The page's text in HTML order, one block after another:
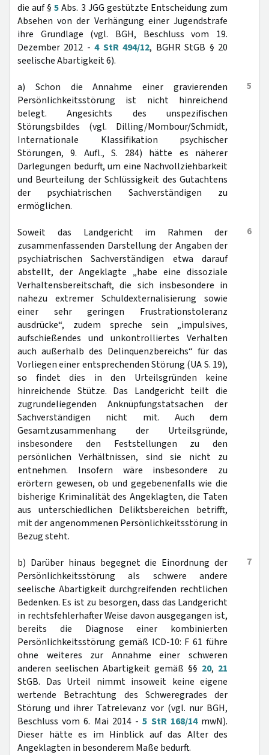
die auf §5Abs. 3 JGG gestützte Entscheidung zum
Absehen von der Verhängung einer Jugendstrafe
ihre Grundlage (vgl. BGH, Beschluss vom 19.
Dezember 2012 -4 StR 494/12, BGHR StGB § 20
seelische Abartigkeit 6).
5
a) Schon die Annahme einer gravierenden
Persönlichkeitsstörung ist nicht hinreichend
belegt. Angesichts des unspezifischen
Störungsbildes (vgl. Dilling/Mombour/Schmidt,
Internationale Klassifikation psychischer
Störungen, 9. Aufl., S. 284) hätte es näherer
Darlegungen bedurft, um eine Nachvollziehbarkeit
und Beurteilung der Schlüssigkeit des Gutachtens
der psychiatrischen Sachverständigen zu
ermöglichen.
6
Soweit das Landgericht im Rahmen der
zusammenfassenden Darstellung der Angaben der
psychiatrischen Sachverständigen etwa darauf
abstellt, der Angeklagte „habe eine dissoziale
Verhaltensbereitschaft, die sich insbesondere in
nahezu extremer Schuldexternalisierung sowie
einer sehr geringen Frustrationstoleranz
ausdrücke“, zudem spreche sein „impuIsives‚
aufschießendes und unkontrolliertes Verhalten
auch außerhalb des Delinquenzbereichs“ für das
Vorliegen einer entsprechenden Störung (UA S. 19),
so findet dies in den Urteilsgründen keine
hinreichende Stütze. Das Landgericht teilt die
zugrundeliegenden Anknüpfungstatsachen der
Sachverständigen nicht mit. Auch dem
Gesamtzusammenhang der Urteilsgründe,
insbesondere den Feststellungen zu den
persönlichen Verhältnissen, sind sie nicht zu
entnehmen. Insofern wäre insbesondere zu
erörtern gewesen, ob und gegebenenfalls wie die
bisherige Kriminalität des Angeklagten, die Taten
aus unterschiedlichen Deliktsbereichen betrifft,
mit der angenommenen Persönlichkeitsstörung in
Bezug steht.
7
b) Darüber hinaus begegnet die Einordnung der
Persönlichkeitsstörung als schwere andere
seelische Abartigkeit durchgreifenden rechtlichen
Bedenken. Es ist zu besorgen, dass das Landgericht
in rechtsfehlerhafter Weise davon ausgegangen ist,
bereits die Diagnose einer kombinierten
Persönlichkeitsstörung gemäß ICD-10: F 61 führe
ohne weiteres zur Annahme einer schweren
anderen seelischen Abartigkeit gemäß §§ 20, 21
StGB. Das Urteil nimmt insoweit keine eigene
wertende Betrachtung des Schweregrades der
Störung und ihrer Tatrelevanz vor (vgl. nur BGH,
Beschluss vom 6. Mai 2014 -5 StR 168/14mwN).
Dieser hätte es im Hinblick auf das Alter des
Angeklagten in besonderem Maße bedurft.